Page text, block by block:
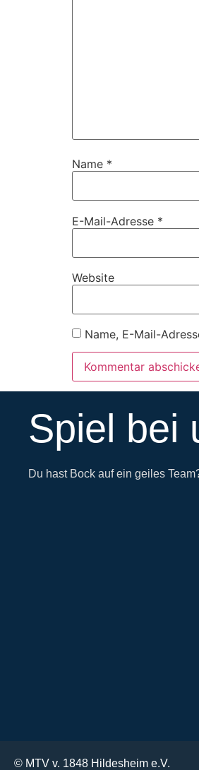
Name *
E-Mail-Adresse *
Website
Name, E-Mail-
Spiel bei
Du hast Bock auf ein geiles
© MTV v. 1848 Hildesheim e.V.